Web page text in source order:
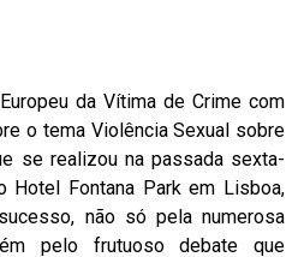
da Vítima de Crime com
o tema Violência Sexual sobre
se realizou na passada sexta-
Hotel Fontana Park em Lisboa,
não só pela numerosa
pelo frutuoso debate que